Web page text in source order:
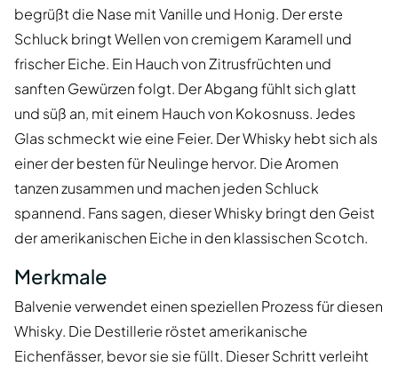
begrüßt die Nase mit Vanille und Honig. Der erste
Schluck bringt Wellen von cremigem Karamell und
frischer Eiche. Ein Hauch von Zitrusfrüchten und
sanften Gewürzen folgt. Der Abgang fühlt sich glatt
und süß an, mit einem Hauch von Kokosnuss. Jedes
Glas schmeckt wie eine Feier. Der Whisky hebt sich als
einer der besten für Neulinge hervor. Die Aromen
tanzen zusammen und machen jeden Schluck
spannend. Fans sagen, dieser Whisky bringt den Geist
der amerikanischen Eiche in den klassischen Scotch.
Merkmale
Balvenie verwendet einen speziellen Prozess für diesen
Whisky. Die Destillerie röstet amerikanische
Eichenfässer, bevor sie sie füllt. Dieser Schritt verleiht